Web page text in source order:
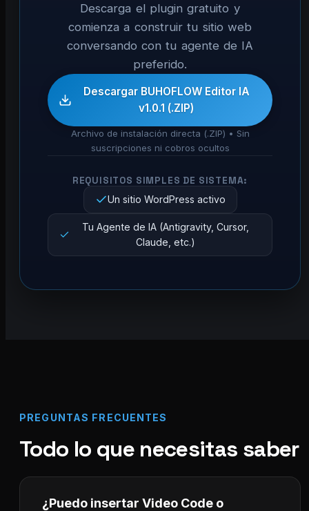
Descarga el plugin gratuito y
comienza a construir tu sitio web
conversando con tu agente de IA
preferido.
Descargar BUHOFLOW Editor IA
v1.0.1 (.ZIP)
Archivo de instalación directa (.ZIP) • Sin
suscripciones ni cobros ocultos
REQUISITOS SIMPLES DE SISTEMA:
Un sitio WordPress activo
Tu Agente de IA (Antigravity, Cursor,
Claude, etc.)
PREGUNTAS FRECUENTES
Todo lo que necesitas saber
¿Puedo insertar Video Code o